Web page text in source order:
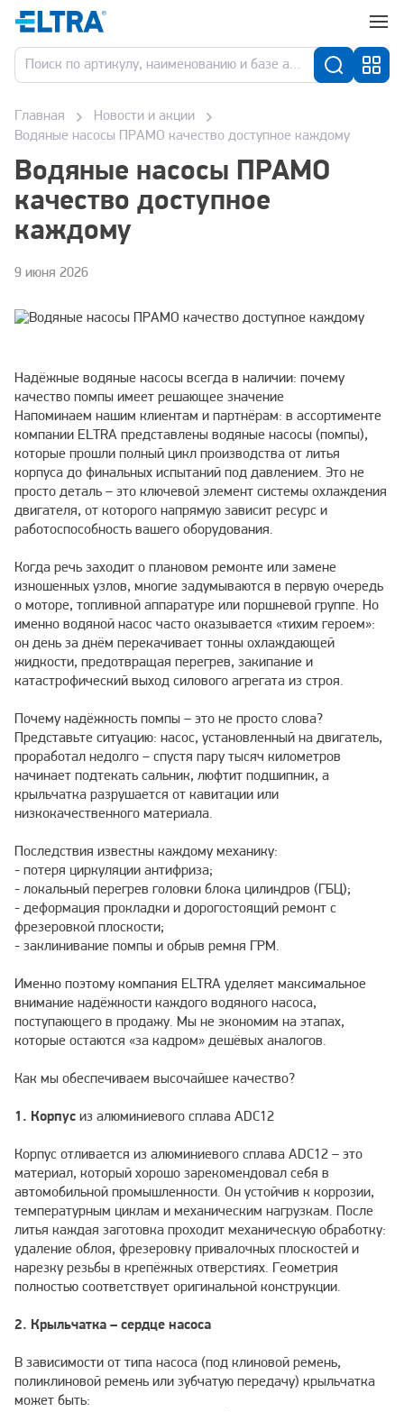
Главная
Новости и акции
Водяные насосы ПРАМО качество доступное каждому
Водяные насосы ПРАМО
качество доступное
каждому
9 июня 2026
Надёжные водяные насосы всегда в наличии: почему
качество помпы имеет решающее значение
Напоминаем нашим клиентам и партнёрам: в ассортименте
компании ELTRA представлены водяные насосы (помпы),
которые прошли полный цикл производства от литья
корпуса до финальных испытаний под давлением. Это не
просто деталь – это ключевой элемент системы охлаждения
двигателя, от которого напрямую зависит ресурс и
работоспособность вашего оборудования.
Когда речь заходит о плановом ремонте или замене
изношенных узлов, многие задумываются в первую очередь
о моторе, топливной аппаратуре или поршневой группе. Но
именно водяной насос часто оказывается «тихим героем»:
он день за днём перекачивает тонны охлаждающей
жидкости, предотвращая перегрев, закипание и
катастрофический выход силового агрегата из строя.
Почему надёжность помпы – это не просто слова?
Представьте ситуацию: насос, установленный на двигатель,
проработал недолго – спустя пару тысяч километров
начинает подтекать сальник, люфтит подшипник, а
крыльчатка разрушается от кавитации или
низкокачественного материала.
Последствия известны каждому механику:
- потеря циркуляции антифриза;
- локальный перегрев головки блока цилиндров (ГБЦ);
- деформация прокладки и дорогостоящий ремонт с
фрезеровкой плоскости;
- заклинивание помпы и обрыв ремня ГРМ.
Именно поэтому компания ELTRA уделяет максимальное
внимание надёжности каждого водяного насоса,
поступающего в продажу. Мы не экономим на этапах,
которые остаются «за кадром» дешёвых аналогов.
Как мы обеспечиваем высочайшее качество?
1. Корпус из алюминиевого сплава ADC12
Корпус отливается из алюминиевого сплава ADC12 – это
материал, который хорошо зарекомендовал себя в
автомобильной промышленности. Он устойчив к коррозии,
температурным циклам и механическим нагрузкам. После
литья каждая заготовка проходит механическую обработку:
удаление облоя, фрезеровку привалочных плоскостей и
нарезку резьбы в крепёжных отверстиях. Геометрия
полностью соответствует оригинальной конструкции.
2. Крыльчатка – сердце насоса
В зависимости от типа насоса (под клиновой ремень,
поликлиновой ремень или зубчатую передачу) крыльчатка
может быть: